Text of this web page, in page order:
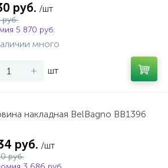
руб. /шт
5 870 руб.
много
+ шт
накладная BelBagno BB1396
руб. /шт
руб.